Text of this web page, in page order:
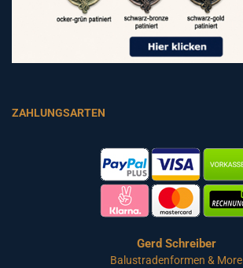
ZAHLUNGSARTEN
Gerd Schreiber
Balustradenformen & More